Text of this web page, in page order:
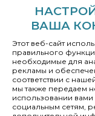
СВЕЖЕЕ МЯСО
вкусное и
железом и
очень важны
ВАША
Этот веб-сайт
правильного
необходимые для
рекламы и
соответствии с
мы также передаем
использовании
социальным сетям,